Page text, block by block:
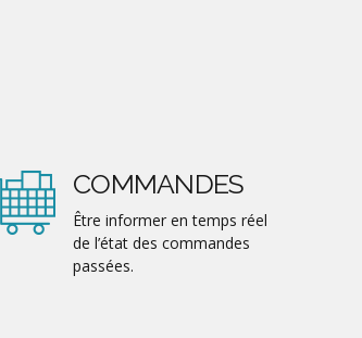
COMMANDES
Être informer en temps réel
de l’état des commandes
passées.